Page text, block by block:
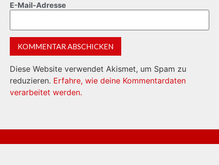
E-Mail-Adresse
Diese Website verwendet Akismet, um Spam zu
reduzieren. Erfahre, wie deine Kommentardaten
verarbeitet werden.